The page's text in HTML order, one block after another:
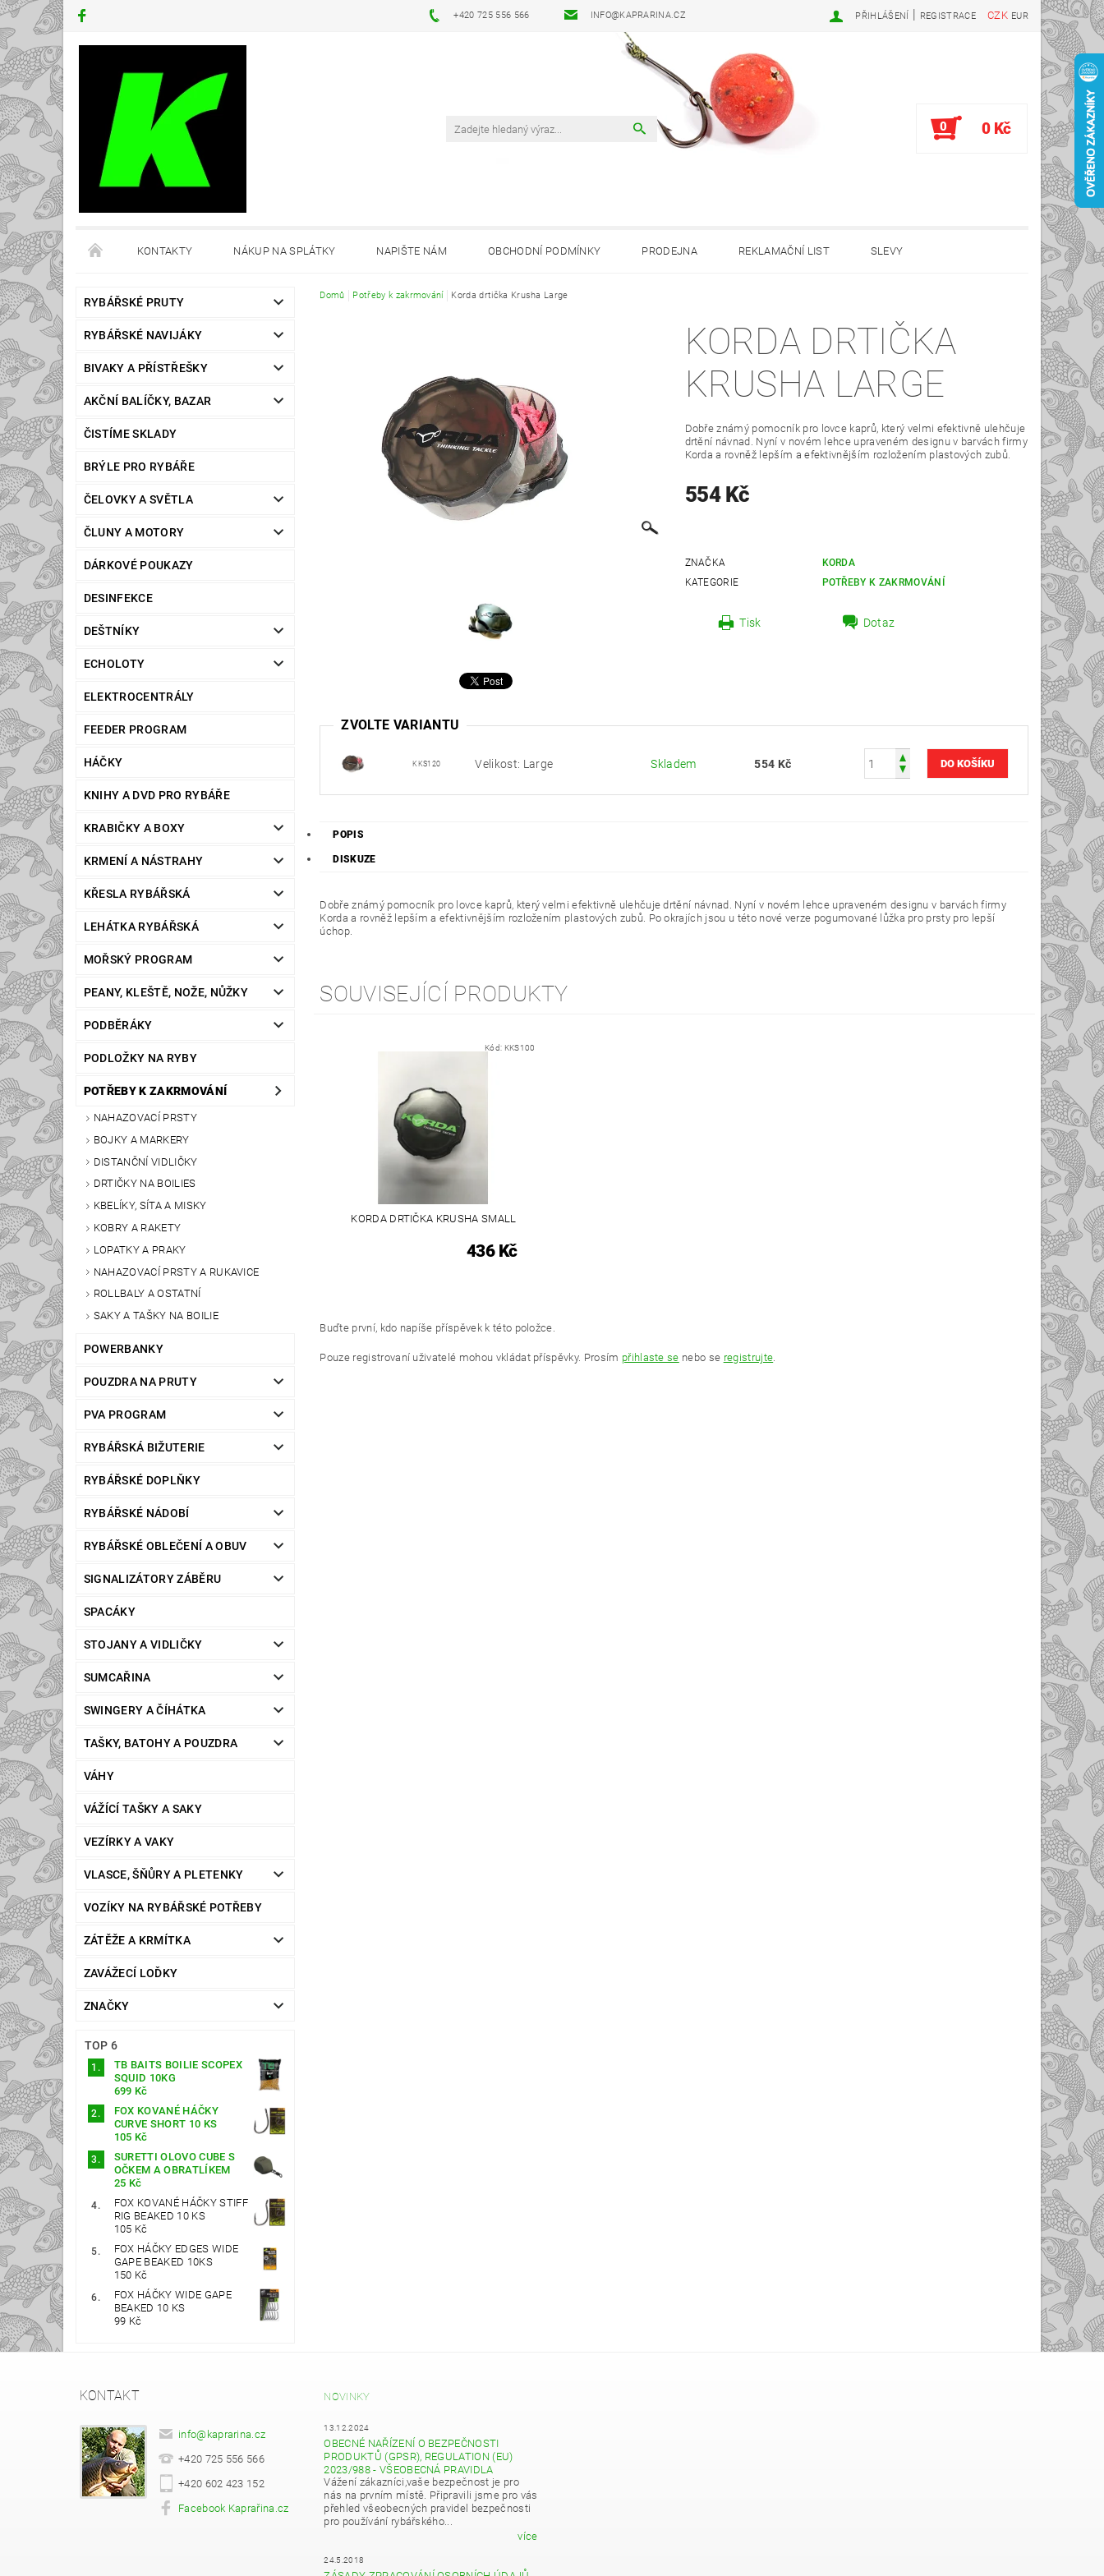
+420 725 556 566 INFO@KAPRARINA.CZ CZK EUR
PŘIHLÁŠENÍ | REGISTRACE
0 0 Kč
KONTAKTY NÁKUP NA SPLÁTKY NAPIŠTE NÁM OBCHODNÍ PODMÍNKY PRODEJNA REKLAMAČNÍ LIST SLEVY
RYBÁŘSKÉ PRUTY
RYBÁŘSKÉ NAVIJÁKY
BIVAKY A PŘÍSTŘEŠKY
AKČNÍ BALÍČKY, BAZAR
ČISTÍME SKLADY
BRÝLE PRO RYBÁŘE
ČELOVKY A SVĚTLA
ČLUNY A MOTORY
DÁRKOVÉ POUKAZY
DESINFEKCE
DEŠTNÍKY
ECHOLOTY
ELEKTROCENTRÁLY
FEEDER PROGRAM
HÁČKY
KNIHY A DVD PRO RYBÁŘE
KRABIČKY A BOXY
KRMENÍ A NÁSTRAHY
KŘESLA RYBÁŘSKÁ
LEHÁTKA RYBÁŘSKÁ
MOŘSKÝ PROGRAM
PEANY, KLEŠTĚ, NOŽE, NŮŽKY
PODBĚRÁKY
PODLOŽKY NA RYBY
POTŘEBY K ZAKRMOVÁNÍ
NAHAZOVACÍ PRSTY
BOJKY A MARKERY
DISTANČNÍ VIDLIČKY
DRTIČKY NA BOILIES
KBELÍKY, SÍTA A MISKY
KOBRY A RAKETY
LOPATKY A PRAKY
NAHAZOVACÍ PRSTY A RUKAVICE
ROLLBALY A OSTATNÍ
SAKY A TAŠKY NA BOILIE
POWERBANKY
POUZDRA NA PRUTY
PVA PROGRAM
RYBÁŘSKÁ BIŽUTERIE
RYBÁŘSKÉ DOPLŇKY
RYBÁŘSKÉ NÁDOBÍ
RYBÁŘSKÉ OBLEČENÍ A OBUV
SIGNALIZÁTORY ZÁBĚRU
SPACÁKY
STOJANY A VIDLIČKY
SUMCAŘINA
SWINGERY A ČÍHÁTKA
TAŠKY, BATOHY A POUZDRA
VÁHY
VÁŽÍCÍ TAŠKY A SAKY
VEZÍRKY A VAKY
VLASCE, ŠŇŮRY A PLETENKY
VOZÍKY NA RYBÁŘSKÉ POTŘEBY
ZÁTĚŽE A KRMÍTKA
ZAVÁŽECÍ LOĎKY
ZNAČKY
TOP 6
TB BAITS BOILIE SCOPEX
SQUID 10KG
699 Kč
FOX KOVANÉ HÁČKY
CURVE SHORT 10 KS
105 Kč
SURETTI OLOVO CUBE S
OČKEM A OBRATLÍKEM
25 Kč
FOX KOVANÉ HÁČKY STIFF
RIG BEAKED 10 KS
105 Kč
FOX HÁČKY EDGES WIDE
GAPE BEAKED 10KS
150 Kč
FOX HÁČKY WIDE GAPE
BEAKED 10 KS
99 Kč
Domů Potřeby k zakrmování Korda drtička Krusha Large
KORDA DRTIČKA
KRUSHA LARGE
Dobře známý pomocník pro lovce kaprů, který velmi efektivně ulehčuje
drtění návnad. Nyní v novém lehce upraveném designu v barvách firmy
Korda a rovněž lepším a efektivnějším rozložením plastových zubů.
554 Kč
ZNAČKA
KORDA
KATEGORIE
POTŘEBY K ZAKRMOVÁNÍ
Tisk Dotaz
ZVOLTE VARIANTU
KKS120 Velikost: Large Skladem 554 Kč
POPIS
DISKUZE
Dobře známý pomocník pro lovce kaprů, který velmi efektivně ulehčuje drtění návnad. Nyní v novém lehce upraveném designu v barvách firmy
Korda a rovněž lepším a efektivnějším rozložením plastových zubů. Po okrajích jsou u této nové verze pogumované lůžka pro prsty pro lepší
úchop.
SOUVISEJÍCÍ PRODUKTY
Kód: KKS100
KORDA DRTIČKA KRUSHA SMALL
436 Kč
Buďte první, kdo napíše příspěvek k této položce.
Pouze registrovaní uživatelé mohou vkládat příspěvky. Prosím přihlaste se nebo se registrujte
KONTAKT
info@kaprarina.cz
+420 725 556 566
+420 602 423 152
Facebook Kaprařina.cz
NOVINKY
13.12.2024
OBECNÉ NAŘÍZENÍ O BEZPEČNOSTI
PRODUKTŮ (GPSR), REGULATION (EU)
2023/988 - VŠEOBECNÁ PRAVIDLA
Vážení zákazníci,vaše bezpečnost je pro
nás na prvním místě. Připravili jsme pro vás
přehled všeobecných pravidel bezpečnosti
pro používání rybářského...
více
24.5.2018